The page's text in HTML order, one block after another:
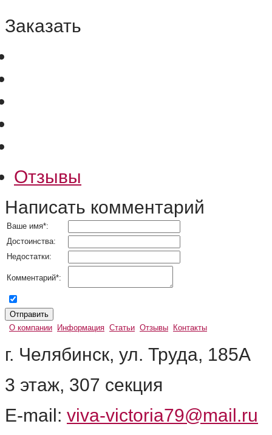
Заказать
Отзывы
Написать комментарий
Ваше имя*:
Достоинства:
Недостатки:
Комментарий*:
О компании Информация Статьи Отзывы Контакты
г. Челябинск, ул. Труда, 185А
3 этаж, 307 секция
E-mail: viva-victoria79@mail.ru